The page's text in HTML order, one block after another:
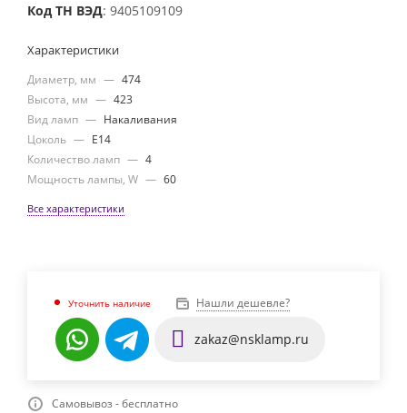
Код ТН ВЭД: 9405109109
Характеристики
Диаметр, мм — 474
Высота, мм — 423
Вид ламп — Накаливания
Цоколь — E14
Количество ламп — 4
Мощность лампы, W — 60
Все характеристики
Уточнить наличие Нашли дешевле?
zakaz@nsklamp.ru
Самовывоз - бесплатно